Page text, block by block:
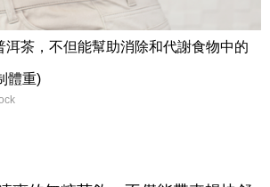
洱茶，不但能幫助消除和代謝食物中的
體重)